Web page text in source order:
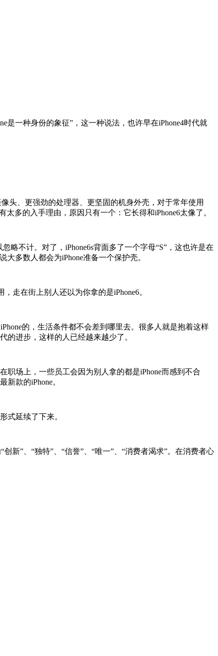
一种身份的象征”，这一种说法，也许早在iPhone4时代就
、更强劲的处理器、更坚固的机身外壳，对于常年使用
多的入手理由，原因只有一个：它长得和iPhone6太像了。
不计。对了，iPhone6s背面多了一个字母“S”，这也许是在
多数人都会为iPhone准备一个保护壳。
走在街上别人还以为你拿的是iPhone6。
的，生活条件都不会差到哪里去。很多人就是抱着这样
的进步，这样的人已经越来越少了。
场上，一些员工会因为别人拿的都是iPhone而感到不合
款的iPhone。
式延续了下来。
”、“独特”、“信誉”、“唯一”、“消费者渴求”。在消费者心